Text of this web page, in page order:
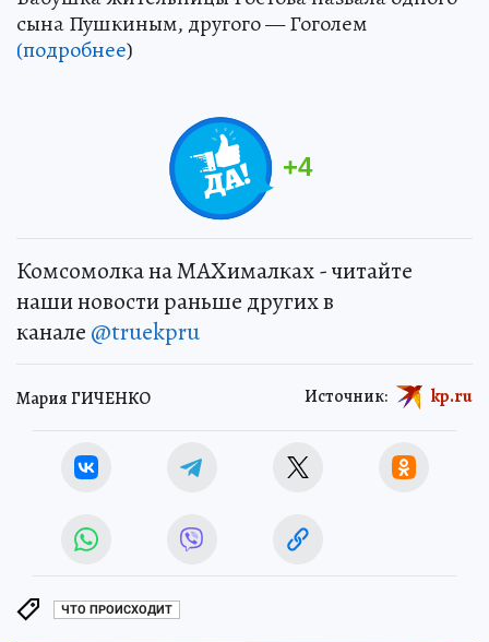
сына Пушкиным, другого — Гоголем
(подробнее)
+4
Комсомолка на MAXималках - читайте
наши новости раньше других в
канале @truekpru
Мария ГИЧЕНКО Источник: kp.ru
ЧТО ПРОИСХОДИТ